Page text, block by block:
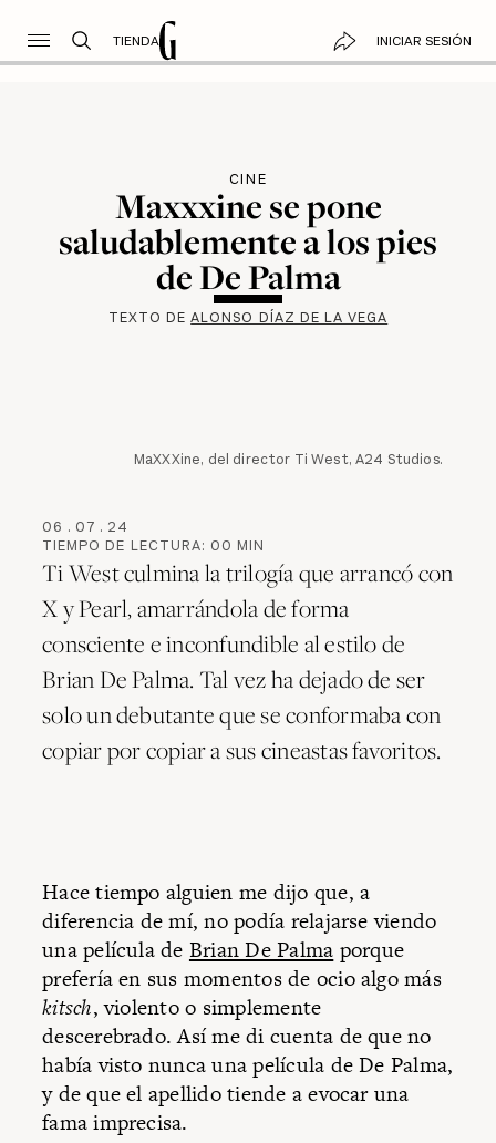
TIENDA INICIAR SESIÓN
CINE
Maxxxine se pone
saludablemente a los pies
de De Palma
TEXTO DEALONSO DÍAZ DE LA VEGA
MaXXXine, del director Ti West, A24 Studios.
06 . 07 . 24
TIEMPO DE LECTURA: 00 MIN
Ti West culmina la trilogía que arrancó con
X y Pearl, amarrándola de forma
consciente e inconfundible al estilo de
Brian De Palma. Tal vez ha dejado de ser
solo un debutante que se conformaba con
copiar por copiar a sus cineastas favoritos.
Hace tiempo alguien me dijo que, a
diferencia de mí, no podía relajarse viendo
una película de Brian De Palma porque
prefería en sus momentos de ocio algo más
kitsch, violento o simplemente
descerebrado. Así me di cuenta de que no
había visto nunca una película de De Palma,
y de que el apellido tiende a evocar una
fama imprecisa.